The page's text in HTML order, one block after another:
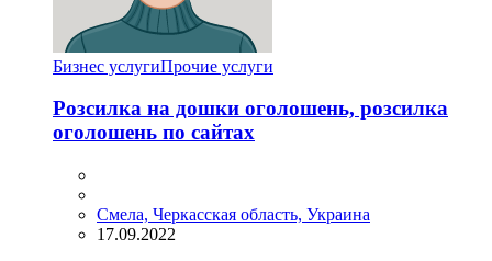
Бизнес услугиПрочие услуги
Розсилка на дошки оголошень, розсилка
оголошень по сайтах
Смела, Черкасская область, Украина
17.09.2022